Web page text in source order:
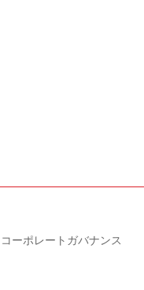
コーポレートガバナンス